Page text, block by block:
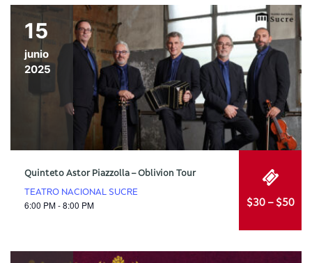
15
junio
2025
Quinteto Astor Piazzolla – Oblivion Tour
TEATRO NACIONAL SUCRE
6:00 PM - 8:00 PM $30 – $50